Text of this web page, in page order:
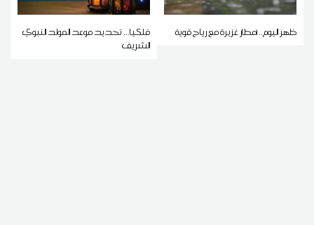
ظهر اليوم.. أمطار غزيرة مع رياح قوية
فلكيا... تحديد موعد المولد النبوي
الشريف